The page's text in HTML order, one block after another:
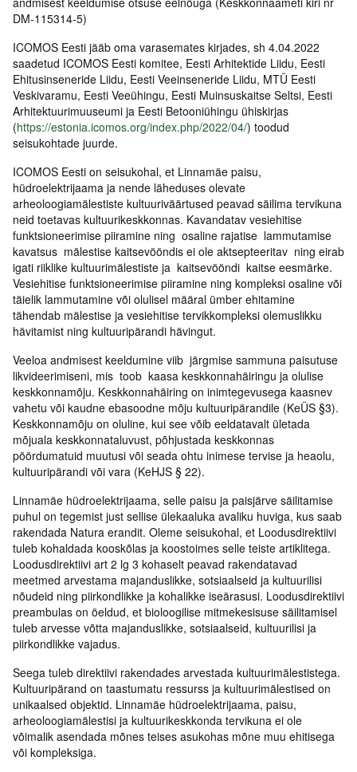
DM-115314-5)
ICOMOS Eesti jääb oma varasemates kirjades, sh 4.04.2022
saadetud ICOMOS Eesti komitee, Eesti Arhitektide Liidu, Eesti
Ehitusinseneride Liidu, Eesti Veeinseneride Liidu, MTÜ Eesti
Veskivaramu, Eesti Veeühingu, Eesti Muinsuskaitse Seltsi, Eesti
Arhitektuurimuuseumi ja Eesti Betooniühingu ühiskirjas
(https://estonia.icomos.org/index.php/2022/04/) toodud
seisukohtade juurde.
ICOMOS Eesti on seisukohal, et Linnamäe paisu,
hüdroelektrijaama ja nende läheduses olevate
arheoloogiamälestiste kultuuriväärtused peavad säilima tervikuna
neid toetavas kultuurikeskkonnas. Kavandatav vesiehitise
funktsioneerimise piiramine ning osaline rajatise lammutamise
kavatsus mälestise kaitsevööndis ei ole aktsepteeritav ning eirab
igati riiklike kultuurimälestiste ja kaitsevööndi kaitse eesmärke.
Vesiehitise funktsioneerimise piiramine ning kompleksi osaline või
täielik lammutamine või olulisel määral ümber ehitamine
tähendab mälestise ja vesiehitise tervikkompleksi olemuslikku
hävitamist ning kultuuripärandi hävingut.
Veeloa andmisest keeldumine viib järgmise sammuna paisutuse
likvideerimiseni, mis toob kaasa keskkonnahäiringu ja olulise
keskkonnamõju. Keskkonnahäiring on inimtegevusega kaasnev
vahetu või kaudne ebasoodne mõju kultuuripärandile (KeÜS §3).
Keskkonnamõju on oluline, kui see võib eeldatavalt ületada
mõjuala keskkonnataluvust, põhjustada keskkonnas
pöördumatuid muutusi või seada ohtu inimese tervise ja heaolu,
kultuuripärandi või vara (KeHJS § 22).
Linnamäe hüdroelektrijaama, selle paisu ja paisjärve säilitamise
puhul on tegemist just sellise ülekaaluka avaliku huviga, kus saab
rakendada Natura erandit. Oleme seisukohal, et Loodusdirektiivi
tuleb kohaldada kooskõlas ja koostoimes selle teiste artiklitega.
Loodusdirektiivi art 2 lg 3 kohaselt peavad rakendatavad
meetmed arvestama majanduslikke, sotsiaalseid ja kultuurilisi
nõudeid ning piirkondlikke ja kohalikke iseärasusi. Loodusdirektiivi
preambulas on öeldud, et bioloogilise mitmekesisuse säilitamisel
tuleb arvesse võtta majanduslikke, sotsiaalseid, kultuurilisi ja
piirkondlikke vajadus.
Seega tuleb direktiivi rakendades arvestada kultuurimälestistega.
Kultuuripärand on taastumatu ressurss ja kultuurimälestised on
unikaalsed objektid. Linnamäe hüdroelektrijaama, paisu,
arheoloogiamälestisi ja kultuurikeskkonda tervikuna ei ole
võimalik asendada mõnes teises asukohas mõne muu ehitisega
või kompleksiga.